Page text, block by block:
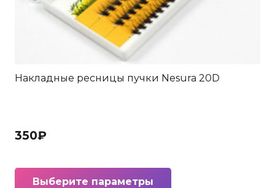
Накладные ресницы пучки Nesura 20D
350₽
Выберите параметры